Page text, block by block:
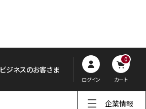
ビジネスのお客さま
ログイン
0
カート
企業情報